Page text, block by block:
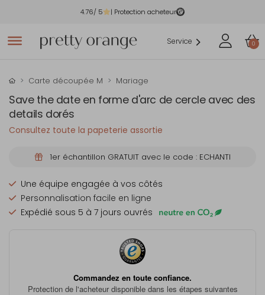
4.76/ 5 | Protection acheteur
Service 0
Carte découpée M Mariage
Save the date en forme d'arc de cercle avec des
details dorés
Consultez toute la papeterie assortie
1er échantillon GRATUIT avec le code : ECHANTI
Une équipe engagée à vos côtés
Personnalisation facile en ligne
Expédié sous 5 à 7 jours ouvrés